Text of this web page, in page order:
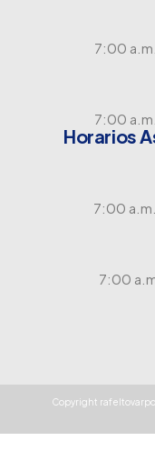
7:00
7:00
Horarios
7:00
7:00
Copyright